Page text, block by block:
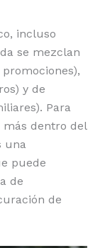
incluso
se mezclan
y de
Para
más dentro del
una
puede
de
de